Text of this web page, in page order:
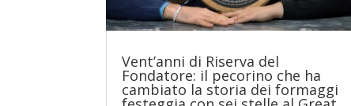
Vent’anni di Riserva del
Fondatore: il pecorino che ha
cambiato la storia dei formaggi